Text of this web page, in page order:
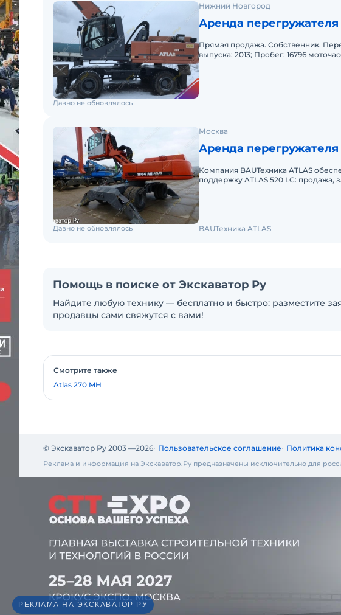
Нижний Новгород
Аренда перегружателя
Прямая продажа. Собственник.
выпуска: 2013; Пробег: 16796
Давно не обновлялось
Москва
Аренда перегружателя
Компания BAUТехника ATLAS
поддержку ATLAS 520 LC: продажа,
Давно не обновлялось BAUТехника ATLAS
Помощь в поиске от Экскаватор Ру
Найдите любую технику — бесплатно и быстро: разместите
продавцы сами свяжутся с вами!
Смотрите также
Atlas 270 MH
© Экскаватор Ру 2003 —2026 Пользовательское соглашение Политика
Реклама и информация на Экскаватор.Ру предназначены исключительно для